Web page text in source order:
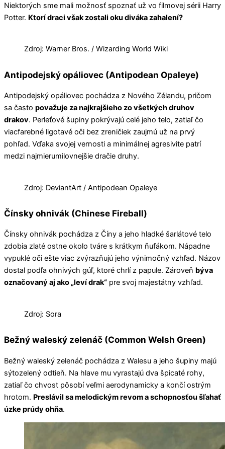
Niektorých sme mali možnosť spoznať už vo filmovej sérii Harry
Potter. Ktorí draci však zostali oku diváka zahalení?
Zdroj: Warner Bros. / Wizarding World Wiki
Antipodejský opáliovec (Antipodean Opaleye)
Antipodejský opáliovec pochádza z Nového Zélandu, pričom
sa často považuje za najkrajšieho zo všetkých druhov
drakov. Perleťové šupiny pokrývajú celé jeho telo, zatiaľ čo
viacfarebné ligotavé oči bez zreničiek zaujmú už na prvý
pohľad. Vďaka svojej vernosti a minimálnej agresivite patrí
medzi najmierumilovnejšie dračie druhy.
Zdroj: DeviantArt / Antipodean Opaleye
Čínsky ohnivák (Chinese Fireball)
Čínsky ohnivák pochádza z Číny a jeho hladké šarlátové telo
zdobia zlaté ostne okolo tváre s krátkym ňufákom. Nápadne
vypuklé oči ešte viac zvýrazňujú jeho výnimočný vzhľad. Názov
dostal podľa ohnivých gúľ, ktoré chrlí z papule. Zároveň býva
označovaný aj ako „leví drak“ pre svoj majestátny vzhľad.
Zdroj: Sora
Bežný waleský zelenáč (Common Welsh Green)
Bežný waleský zelenáč pochádza z Walesu a jeho šupiny majú
sýtozelený odtieň. Na hlave mu vyrastajú dva špicaté rohy,
zatiaľ čo chvost pôsobí veľmi aerodynamicky a končí ostrým
hrotom. Preslávil sa melodickým revom a schopnosťou šľahať
úzke prúdy ohňa.